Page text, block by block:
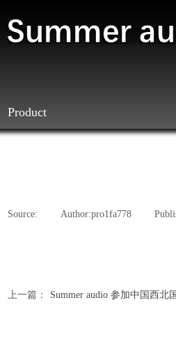
Product
Source: Author:pro1fa778
上一篇： Summer audio 参加中国西北